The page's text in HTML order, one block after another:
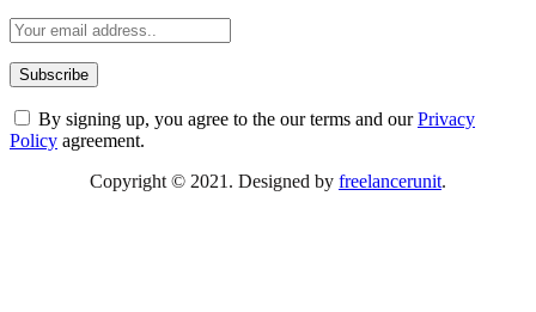
By signing up, you agree to the our terms and ourPrivacy
Policy agreement.
Copyright © 2021. Designed by freelancerunit.